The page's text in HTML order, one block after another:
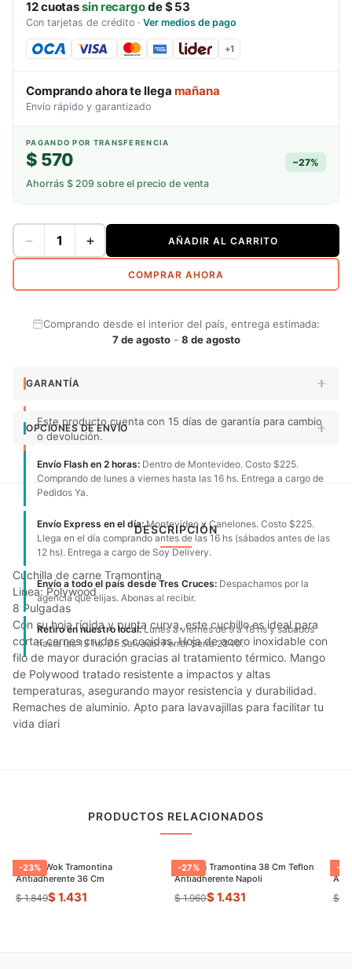
12cuotassin recargode$ 53
Con tarjetas de crédito · Ver medios de pago
+1
Comprando ahora te llega mañana
Envío rápido y garantizado
PAGANDO POR TRANSFERENCIA
$ 570 −27%
Ahorrás $ 209 sobre el precio de venta
− + AÑADIR AL CARRITO
COMPRAR AHORA
Comprando desde el interior del país, entrega estimada:
7 de agosto- 8 de agosto
GARANTÍA
Este producto cuenta con 15 días de garantía para cambio
o devolución.
OPCIONES DE ENVÍO
Envío Flash en 2 horas: Dentro de Montevideo. Costo $225.
Comprando de lunes a viernes hasta las 16 hs. Entrega a cargo de
Pedidos Ya.
Envío Express en el día:Montevideo y Canelones. Costo $225.
Llega en el día comprando antes de las 16 hs (sábados antes de las
12 hs). Entrega a cargo de Soy Delivery.
Envío a todo el país desde Tres Cruces: Despachamos por la
agencia que elijas. Abonas al recibir.
Retiro en nuestro local:Lunes a viernes de 9 a 18 hs y sábados
hasta las 13 hs. Dr. Salvador Ferrer Serra 2340.
DESCRIPCIÓN
Cuchilla de carne Tramontina
Linea: Polywood
8 Pulgadas
Con su hoja rígida y punta curva, este cuchillo es ideal para
cortar carnes crudas o cocidas. Hoja de acero inoxidable con
filo de mayor duración gracias al tratamiento térmico. Mango
de Polywood tratado resistente a impactos y altas
temperaturas, asegurando mayor resistencia y durabilidad.
Remaches de aluminio. Apto para lavavajillas para facilitar tu
vida diari
PRODUCTOS RELACIONADOS
-23%
Sarten Wok Tramontina
Antiadherente 36 Cm
$ 1.849$ 1.431
-27%
Paellera Tramontina 38 Cm Teflon
Antiadherente Napoli
$ 1.960$ 1.431
-
$